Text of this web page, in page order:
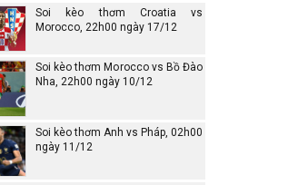
Soi kèo thơm Croatia vs
Morocco, 22h00 ngày 17/12
Soi kèo thơm Morocco vs Bồ Đào
Nha, 22h00 ngày 10/12
Soi kèo thơm Anh vs Pháp, 02h00
ngày 11/12